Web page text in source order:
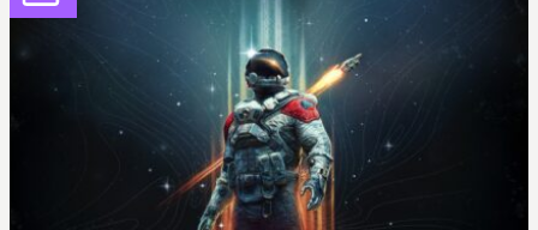
peut-être sur
Fallout Football ou
Fallout vs. Les
Lapins Crétins) et l'Obsidian d'aujourd'hui n'est plus
le même studio qu'il y a 15 ans. Mais bon, OK, on
peut commencer à fantasmer.A.